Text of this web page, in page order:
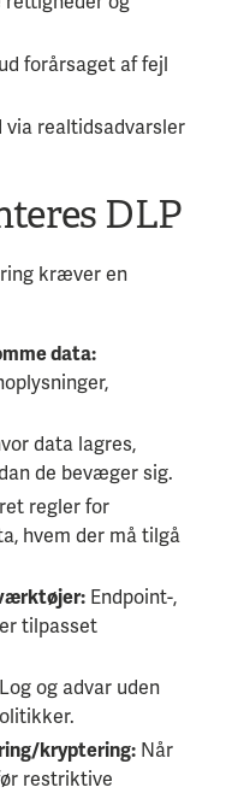
forårsaget af fejl
realtidsadvarsler
DLP
kræver en
data:
data lagres,
de bevæger sig.
regler for
hvem der må tilgå
Endpoint-,
tilpasset
Log og advar uden
kryptering: Når
restriktive